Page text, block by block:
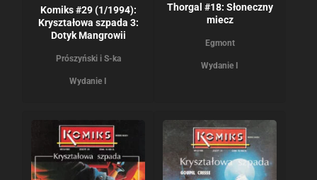
Komiks #29 (1/1994):
Kryształowa szpada 3:
Dotyk Mangrowii
Prószyński i S-ka
Wydanie I
Thorgal #18: Słoneczny
miecz
Egmont
Wydanie I